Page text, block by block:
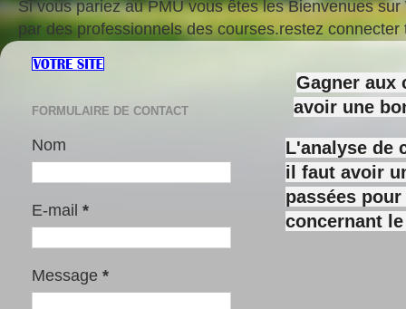
Si vous pariez au PMU vous êtes les Bienvenues
par des professionnels des courses.restez
Gagner aux
avoir une
L'analyse de
il faut avoir
passées
concernant
FORMULAIRE DE CONTACT
Nom
E-mail *
Message *